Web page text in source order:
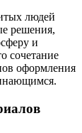
людей
решения,
и
сочетание
оформления